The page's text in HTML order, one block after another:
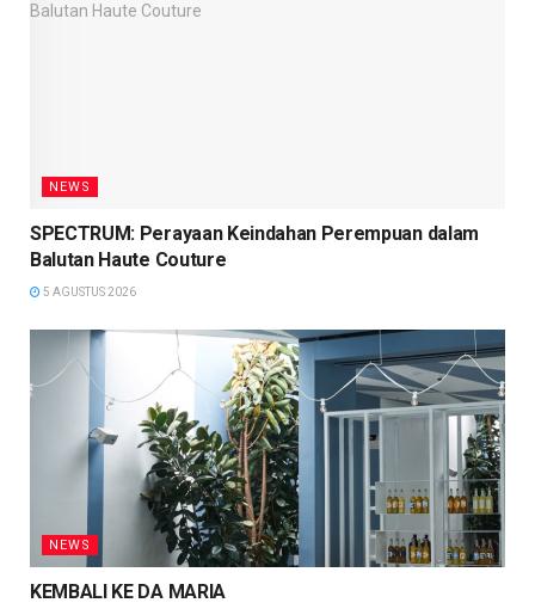
NEWS
SPECTRUM: Perayaan Keindahan Perempuan dalam
Balutan Haute Couture
5 AGUSTUS 2026
NEWS
KEMBALI KE DA MARIA